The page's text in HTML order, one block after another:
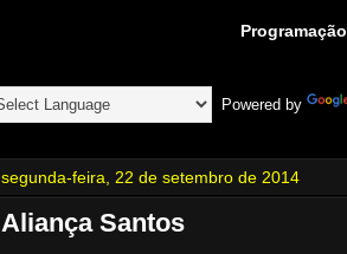
Powered by
segunda-feira, 22 de setembro de 2014
Aliança Santos